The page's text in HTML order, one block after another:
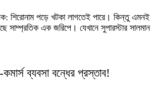
শিরোনাম পড়ে খটকা লাগতেই পারে। কিন্তু এমনই
সাম্প্রতিক এক জরিপে। যেখানে সুপারস্টার সালমান
ব্যবসা বন্ধের প্রস্তাব!